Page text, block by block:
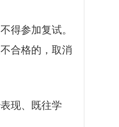
参加复试。
合格的，取消
现、既往学